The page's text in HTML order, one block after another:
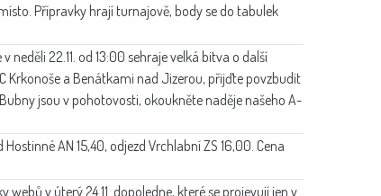
Přípravky hrají turnajově, body se do tabulek
neděli 22.11. od 13:00 sehraje velká bitva o další
Krkonoše a Benátkami nad Jizerou, přijďte povzbudit
jsou v pohotovosti, okoukněte naděje našeho A-
Hostinné AN 15,40, odjezd Vrchlabní ZS 16,00. Cena
webů v úterý 24.11. dopoledne, které se projevují jen v